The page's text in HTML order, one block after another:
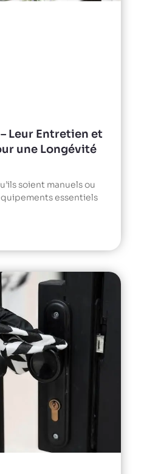
Leur Entretien et
une Longévité
soient manuels ou
essentiels